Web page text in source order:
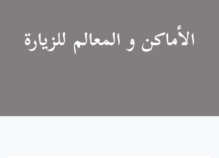
الأماكن و المعالم للزيارة